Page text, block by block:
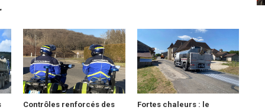
Contrôles renforcés des
Fortes chaleurs : le